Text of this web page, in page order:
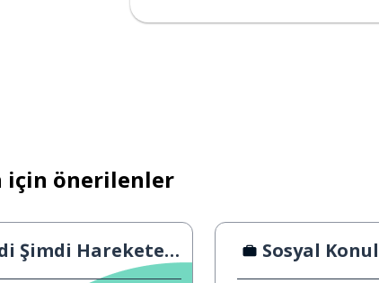
için önerilenler
Şimdi Harekete Geçelim Sosyal